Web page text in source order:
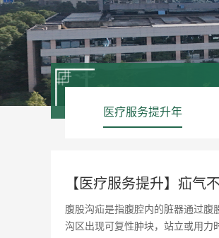
医疗服务提升年
【医疗服务提升】疝气
腹股沟疝是指腹腔内的脏器通过腹
沟区出现可复性肿块，站立或用力